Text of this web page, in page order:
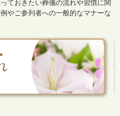
ておきたい葬儀の流れや習慣に関
やご参列者への一般的なマナーな